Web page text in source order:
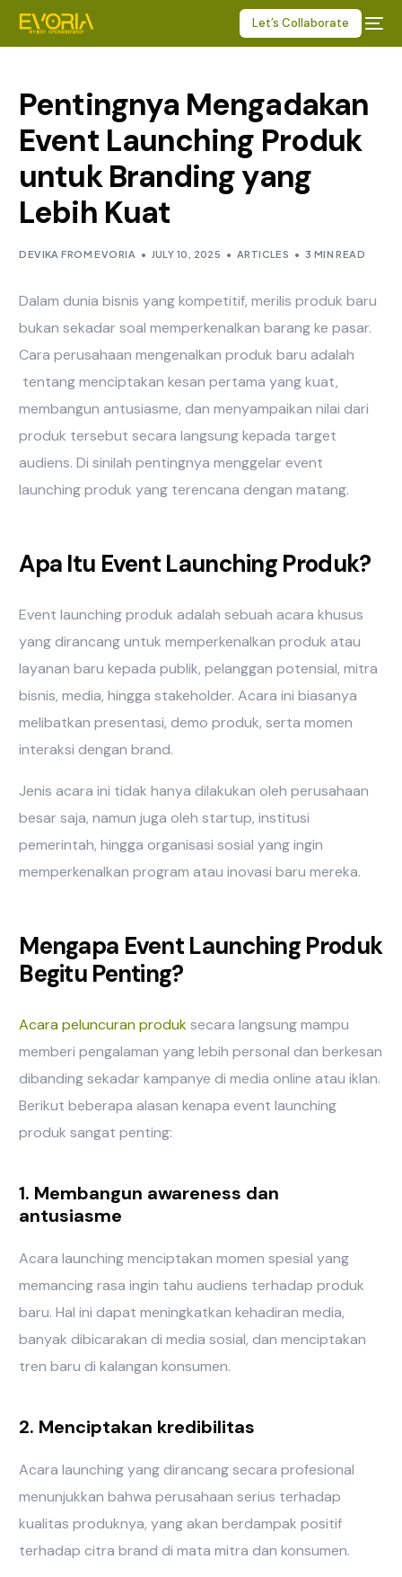
Let’s Collaborate
Pentingnya Mengadakan
Event Launching Produk
untuk Branding yang
Lebih Kuat
DEVIKA FROM EVORIA JULY 10, 2025 ARTICLES 3 MIN READ
Dalam dunia bisnis yang kompetitif, merilis produk baru
bukan sekadar soal memperkenalkan barang ke pasar.
Cara perusahaan mengenalkan produk baru adalah
tentang menciptakan kesan pertama yang kuat,
membangun antusiasme, dan menyampaikan nilai dari
produk tersebut secara langsung kepada target
audiens. Di sinilah pentingnya menggelar event
launching produk yang terencana dengan matang.
Apa Itu Event Launching Produk?
Event launching produk adalah sebuah acara khusus
yang dirancang untuk memperkenalkan produk atau
layanan baru kepada publik, pelanggan potensial, mitra
bisnis, media, hingga stakeholder. Acara ini biasanya
melibatkan presentasi, demo produk, serta momen
interaksi dengan brand.
Jenis acara ini tidak hanya dilakukan oleh perusahaan
besar saja, namun juga oleh startup, institusi
pemerintah, hingga organisasi sosial yang ingin
memperkenalkan program atau inovasi baru mereka.
Mengapa Event Launching Produk
Begitu Penting?
Acara peluncuran produksecara langsung mampu
memberi pengalaman yang lebih personal dan berkesan
dibanding sekadar kampanye di media online atau iklan.
Berikut beberapa alasan kenapa event launching
produk sangat penting:
1. Membangun awareness dan
antusiasme
Acara launching menciptakan momen spesial yang
memancing rasa ingin tahu audiens terhadap produk
baru. Hal ini dapat meningkatkan kehadiran media,
banyak dibicarakan di media sosial, dan menciptakan
tren baru di kalangan konsumen.
2. Menciptakan kredibilitas
Acara launching yang dirancang secara profesional
menunjukkan bahwa perusahaan serius terhadap
kualitas produknya, yang akan berdampak positif
terhadap citra brand di mata mitra dan konsumen.